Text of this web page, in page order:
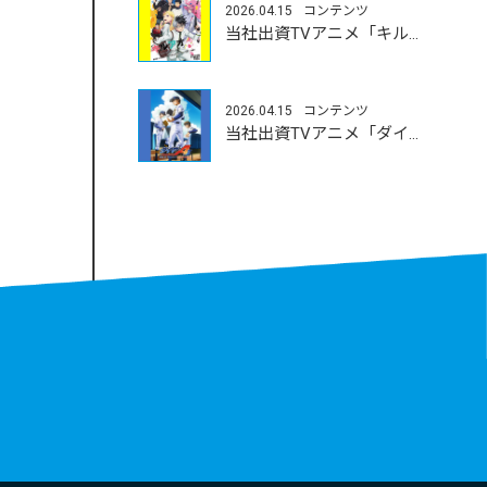
2026.04.15 コンテンツ
当社出資TVアニメ「キルアオ」4/11（土）よりOA開始
2026.04.15 コンテンツ
当社出資TVアニメ「ダイヤのA actⅡ-Second Season-」4/5（日）よりOA開始